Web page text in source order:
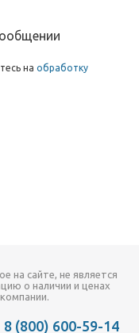
на обработку
на сайте, не является
о наличии и ценах
8 (800) 600-59-14